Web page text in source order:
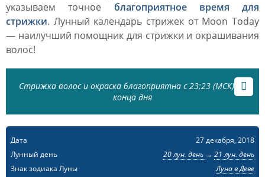
указываем точное благоприятное время для
стрижки. Лунный календарь стрижек от Moon Today
— наилучший помощник для стрижки и окрашивания
волос!
Стрижка волос и окраска благоприятна с 23:23 (МСК) до
конца дня
Дата
27 декабря, 2018
Лунный день
20 лун. день → 21 лун. день
Знак зодиака Луны
Луна в Деве